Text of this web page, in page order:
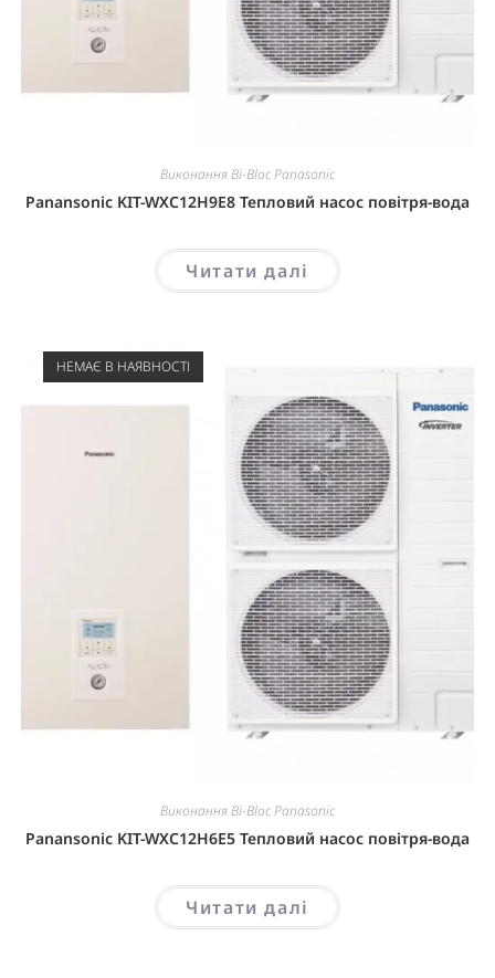
Виконання Bi-Bloc Panasonic
Panansonic KIT-WXC12H9E8 Тепловий насос повітря-вода
Читати далі
НЕМАЄ В НАЯВНОСТІ
Виконання Bi-Bloc Panasonic
Panansonic KIT-WXC12H6E5 Тепловий насос повітря-вода
Читати далі